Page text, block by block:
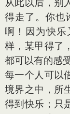
从此以后，别
得走了。你也
啊！因为快
样，某甲得了
都可以有的感
每一个人可以
境界之中，所
得到快乐；只